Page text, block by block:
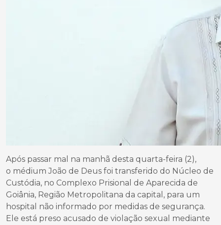
Após passar mal na manhã desta quarta-feira (2),
o médium João de Deus foi transferido do Núcleo de
Custódia, no Complexo Prisional de Aparecida de
Goiânia, Região Metropolitana da capital, para um
hospital não informado por medidas de segurança.
Ele está preso acusado de violação sexual mediante